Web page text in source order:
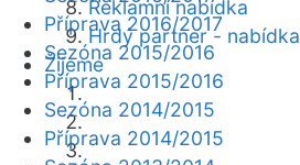
Reklamní nabídka
Hrdý partner - nabídka
Žijeme
Příprava 2016/2017
Sezóna 2015/2016
Příprava 2015/2016
Sezóna 2014/2015
Příprava 2014/2015